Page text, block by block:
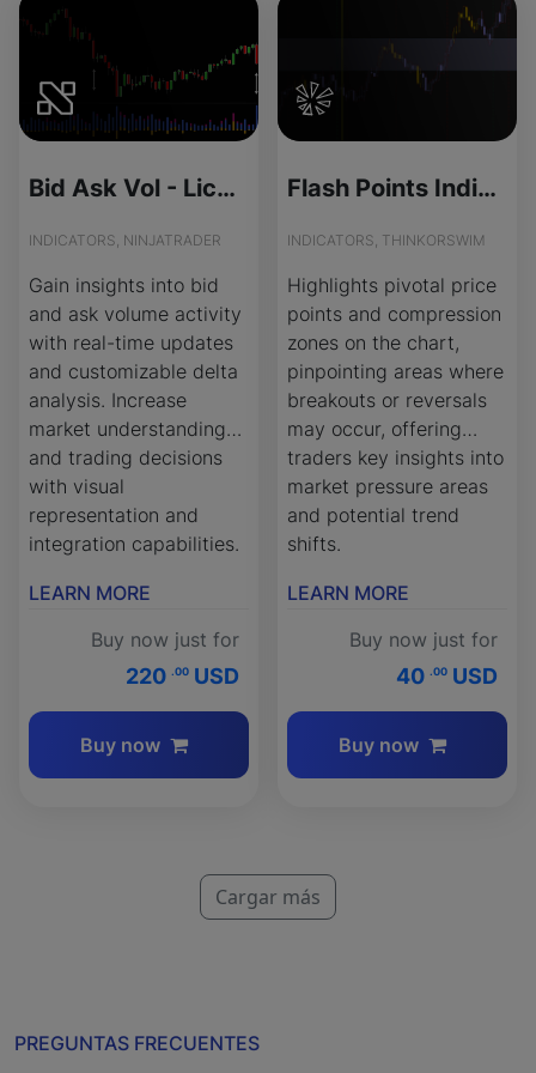
Bid Ask Vol - License Version
INDICATORS, NINJATRADER
Gain insights into bid
and ask volume activity
with real-time updates
and customizable delta
analysis. Increase
market understanding
and trading decisions
with visual
representation and
integration capabilities.
LEARN MORE
Buy now just for
220 .00 USD
Buy now
Flash Points Indicator for ThinkOrSwim
INDICATORS, THINKORSWIM
Highlights pivotal price
points and compression
zones on the chart,
pinpointing areas where
breakouts or reversals
may occur, offering
traders key insights into
market pressure areas
and potential trend
shifts.
LEARN MORE
Buy now just for
40 .00 USD
Buy now
Cargar más
PREGUNTAS FRECUENTES